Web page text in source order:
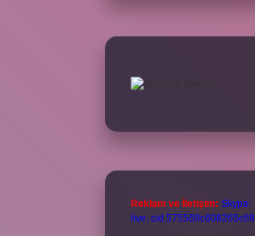
Reklam ve İletişim: Skype:
live:.cid.575569c608265c69